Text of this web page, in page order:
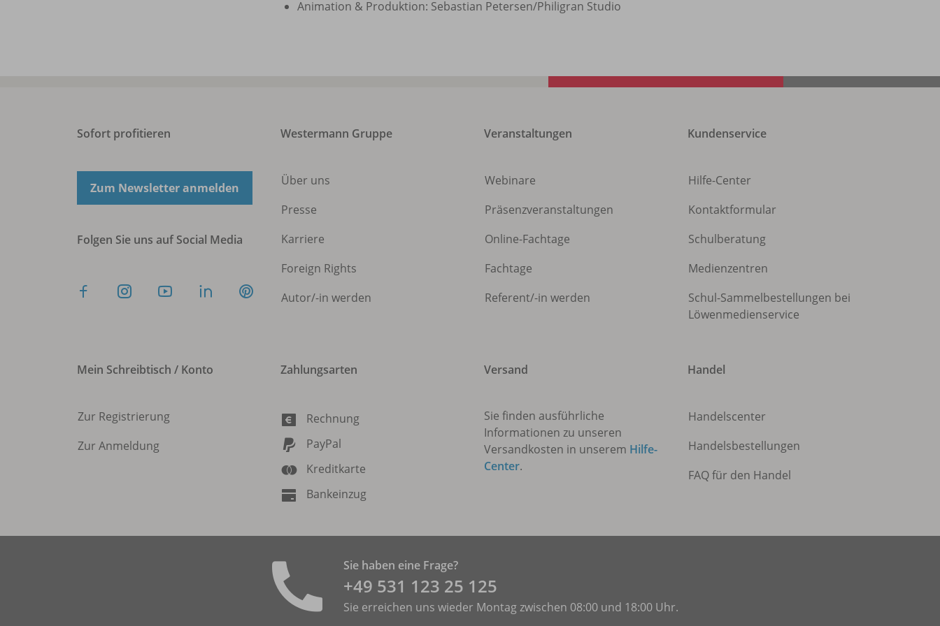
Animation & Produktion: Sebastian Petersen/Philigran Studio
Sofort profitieren
Zum Newsletter anmelden
Folgen Sie uns auf Social Media
Westermann Gruppe
Über uns
Presse
Karriere
Foreign Rights
Autor/-in werden
Veranstaltungen
Webinare
Präsenzveranstaltungen
Online-Fachtage
Fachtage
Referent/-in werden
Kundenservice
Hilfe-Center
Kontaktformular
Schulberatung
Medienzentren
Schul-Sammelbestellungen bei
Löwenmedienservice
Mein Schreibtisch / Konto
Zur Registrierung
Zur Anmeldung
Zahlungsarten
Rechnung
PayPal
Kreditkarte
Bankeinzug
Versand
Sie finden ausführliche
Informationen zu unseren
Versandkosten in unserem Hilfe-
Center.
Handel
Handelscenter
Handelsbestellungen
FAQ für den Handel
Sie haben eine Frage?
+49 531 ­123 25 125
Sie erreichen uns wieder Montag zwischen 08:00 und 18:00 Uhr.